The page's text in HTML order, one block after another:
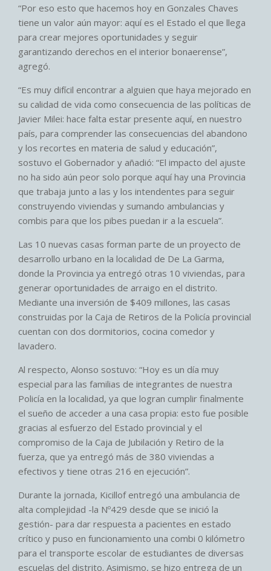
“Por eso esto que hacemos hoy en Gonzales Chaves
tiene un valor aún mayor: aquí es el Estado el que llega
para crear mejores oportunidades y seguir
garantizando derechos en el interior bonaerense”,
agregó.
“Es muy difícil encontrar a alguien que haya mejorado en
su calidad de vida como consecuencia de las políticas de
Javier Milei: hace falta estar presente aquí, en nuestro
país, para comprender las consecuencias del abandono
y los recortes en materia de salud y educación”,
sostuvo el Gobernador y añadió: “El impacto del ajuste
no ha sido aún peor solo porque aquí hay una Provincia
que trabaja junto a las y los intendentes para seguir
construyendo viviendas y sumando ambulancias y
combis para que los pibes puedan ir a la escuela”.
Las 10 nuevas casas forman parte de un proyecto de
desarrollo urbano en la localidad de De La Garma,
donde la Provincia ya entregó otras 10 viviendas, para
generar oportunidades de arraigo en el distrito.
Mediante una inversión de $409 millones, las casas
construidas por la Caja de Retiros de la Policía provincial
cuentan con dos dormitorios, cocina comedor y
lavadero.
Al respecto, Alonso sostuvo: “Hoy es un día muy
especial para las familias de integrantes de nuestra
Policía en la localidad, ya que logran cumplir finalmente
el sueño de acceder a una casa propia: esto fue posible
gracias al esfuerzo del Estado provincial y el
compromiso de la Caja de Jubilación y Retiro de la
fuerza, que ya entregó más de 380 viviendas a
efectivos y tiene otras 216 en ejecución”.
Durante la jornada, Kicillof entregó una ambulancia de
alta complejidad -la Nº429 desde que se inició la
gestión- para dar respuesta a pacientes en estado
crítico y puso en funcionamiento una combi 0 kilómetro
para el transporte escolar de estudiantes de diversas
escuelas del distrito. Asimismo, se hizo entrega de un